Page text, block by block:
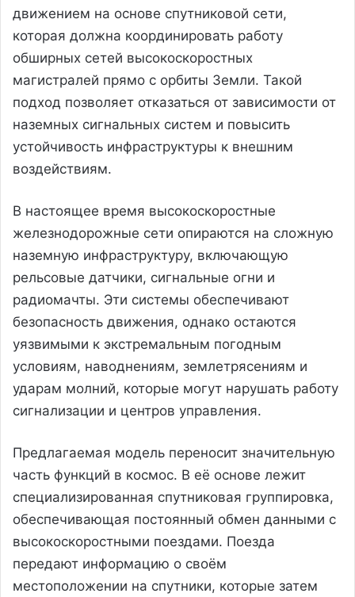
движением на основе спутниковой сети,
которая должна координировать работу
обширных сетей высокоскоростных
магистралей прямо с орбиты Земли. Такой
подход позволяет отказаться от зависимости от
наземных сигнальных систем и повысить
устойчивость инфраструктуры к внешним
воздействиям.
В настоящее время высокоскоростные
железнодорожные сети опираются на сложную
наземную инфраструктуру, включающую
рельсовые датчики, сигнальные огни и
радиомачты. Эти системы обеспечивают
безопасность движения, однако остаются
уязвимыми к экстремальным погодным
условиям, наводнениям, землетрясениям и
ударам молний, которые могут нарушать работу
сигнализации и центров управления.
Предлагаемая модель переносит значительную
часть функций в космос. В её основе лежит
специализированная спутниковая группировка,
обеспечивающая постоянный обмен данными с
высокоскоростными поездами. Поезда
передают информацию о своём
местоположении на спутники, которые затем